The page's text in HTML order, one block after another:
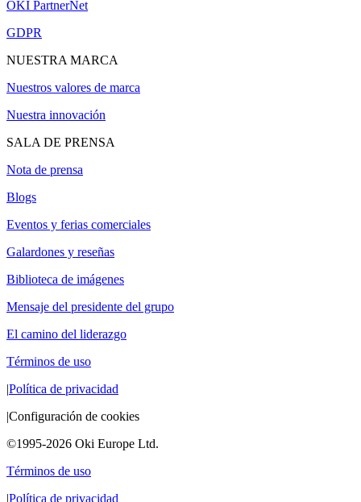
OKI PartnerNet
GDPR
NUESTRA MARCA
Nuestros valores de marca
Nuestra innovación
SALA DE PRENSA
Nota de prensa
Blogs
Eventos y ferias comerciales
Galardones y reseñas
Biblioteca de imágenes
Mensaje del presidente del grupo
El camino del liderazgo
Términos de uso
|Política de privacidad
|Configuración de cookies
©1995-2026 Oki Europe Ltd.
Términos de uso
|Política de privacidad